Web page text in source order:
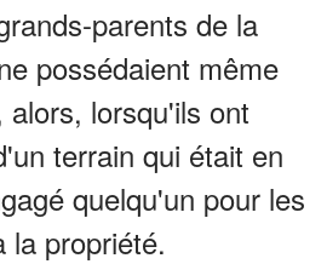
parents de la
possédaient même
lorsqu'ils ont
terrain qui était en
quelqu'un pour les
la propriété.